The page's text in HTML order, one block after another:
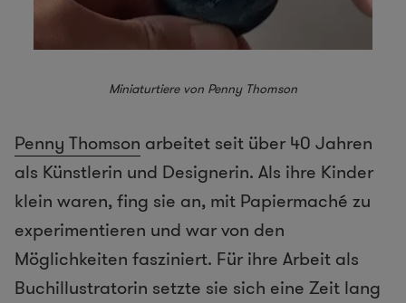
Miniaturtiere von Penny Thomson
Penny Thomson arbeitet seit über 40 Jahren
als Künstlerin und Designerin. Als ihre Kinder
klein waren, fing sie an, mit Papiermaché zu
experimentieren und war von den
Möglichkeiten fasziniert. Für ihre Arbeit als
Buchillustratorin setzte sie sich eine Zeit lang